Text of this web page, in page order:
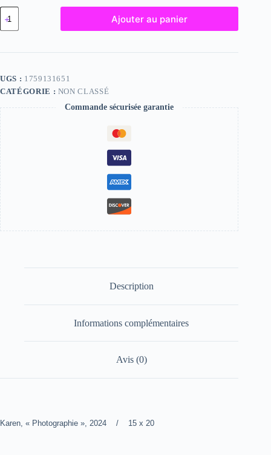
quantité
de
Karen,
2024
x
20
Ajouter au panier
UGS : 1759131651
CATÉGORIE : NON CLASSÉ
Commande sécurisée garantie
Description
Informations complémentaires
Avis (0)
Karen, « Photographie », 2024 / 15 x 20